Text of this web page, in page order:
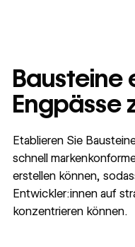
Bausteine
Engpässe
Etablieren Sie
schnell
erstellen können,
Entwickler:innen auf
konzentrieren können.